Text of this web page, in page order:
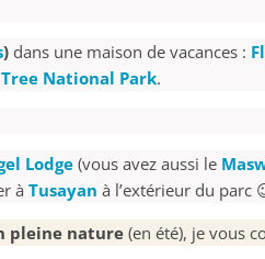
) dans une maison de vacances :
Tree National Park.
Lodge (vous avez aussi le
à Tusayan à l’extérieur du parc
pleine nature (en été), je vous